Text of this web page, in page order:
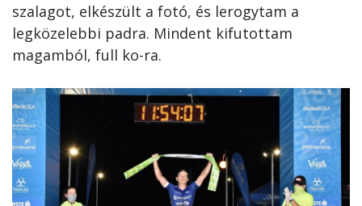
szalagot, elkészült a fotó, és lerogytam a
legközelebbi padra. Mindent kifutottam
magamból, full ko-ra.